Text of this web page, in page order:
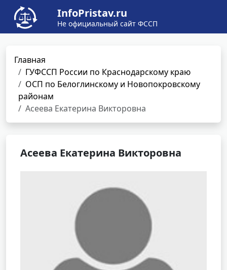
InfoPristav.ru
Не официальный сайт ФССП
Главная
ГУФССП России по Краснодарскому краю
ОСП по Белоглинскому и Новопокровскому
районам
Асеева Екатерина Викторовна
Асеева Екатерина Викторовна